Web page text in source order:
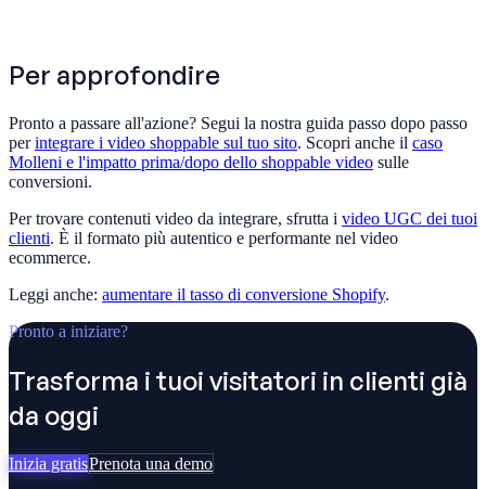
Per approfondire
Pronto a passare all'azione? Segui la nostra guida passo dopo passo
perintegrare i video shoppable sul tuo sito. Scopri anche il caso
Molleni e l'impatto prima/dopo dello shoppable video sulle
conversioni.
Per trovare contenuti video da integrare, sfrutta i video UGC dei tuoi
clienti. È il formato più autentico e performante nel video
ecommerce.
Leggi anche: aumentare il tasso di conversione Shopify.
Pronto a iniziare?
Trasforma i tuoi visitatori in clienti già
da oggi
Inizia gratisPrenota una demo